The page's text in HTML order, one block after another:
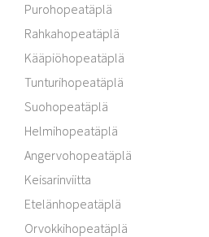
Purohopeatäplä
Rahkahopeatäplä
Kääpiöhopeatäplä
Tunturihopeatäplä
Suohopeatäplä
Helmihopeatäplä
Angervohopeatäplä
Keisarinviitta
Etelänhopeatäplä
Orvokkihopeatäplä